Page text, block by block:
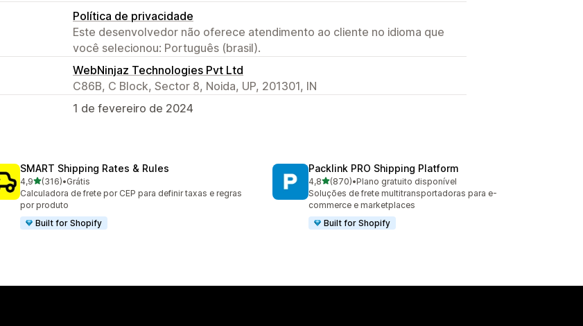
Política de privacidade
Este desenvolvedor não oferece atendimento ao cliente no idioma que
você selecionou: Português (brasil).
WebNinjaz Technologies Pvt Ltd
C86B, C Block, Sector 8, Noida, UP, 201301, IN
1 de fevereiro de 2024
SMART Shipping Rates & Rules
4,9de 5 estrelas
(316)
316 avaliações ao todo
•Grátis
Calculadora de frete por CEP para definir taxas e regras
por produto
Built for Shopify
Packlink PRO Shipping Platform
4,8de 5 estrelas
(870)
870 avaliações ao todo
•Plano gratuito disponível
Soluções de frete multitransportadoras para e-
commerce e marketplaces
Built for Shopify